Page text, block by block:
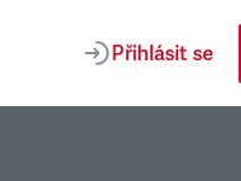
Přihlásit se